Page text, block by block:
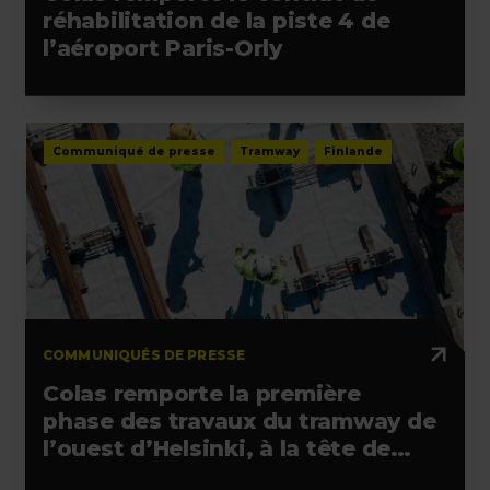
réhabilitation de la piste 4 de
l’aéroport Paris-Orly
Communiqué de presse Tramway Finlande
COMMUNIQUÉS DE PRESSE
Colas remporte la première
phase des travaux du tramway de
l’ouest d’Helsinki, à la tête de